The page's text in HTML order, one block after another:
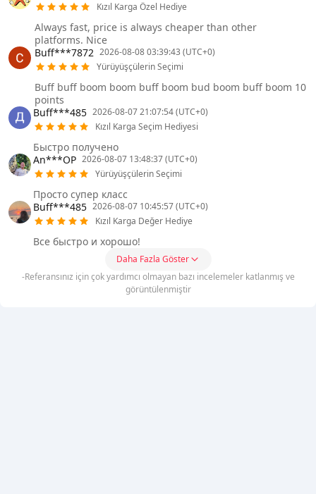
Kızıl Karga Özel Hediye
Always fast, price is always cheaper than other
platforms. Nice
Buff***7872 2026-08-08 03:39:43 (UTC+0)
Yürüyüşçülerin Seçimi
Buff buff boom boom buff boom bud boom buff boom 10
points
Buff***485 2026-08-07 21:07:54 (UTC+0)
Kızıl Karga Seçim Hediyesi
Быстро получено
An***OP 2026-08-07 13:48:37 (UTC+0)
Yürüyüşçülerin Seçimi
Просто супер класс
Buff***485 2026-08-07 10:45:57 (UTC+0)
Kızıl Karga Değer Hediye
Все быстро и хорошо!
Daha Fazla Göster
-Referansınız için çok yardımcı olmayan bazı incelemeler katlanmış ve
görüntülenmiştir